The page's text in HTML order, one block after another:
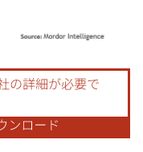
の表示が必要です。